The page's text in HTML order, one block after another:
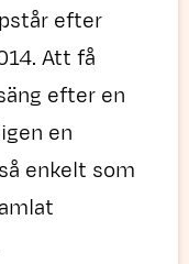
efter
Att få
efter en
en
enkelt som